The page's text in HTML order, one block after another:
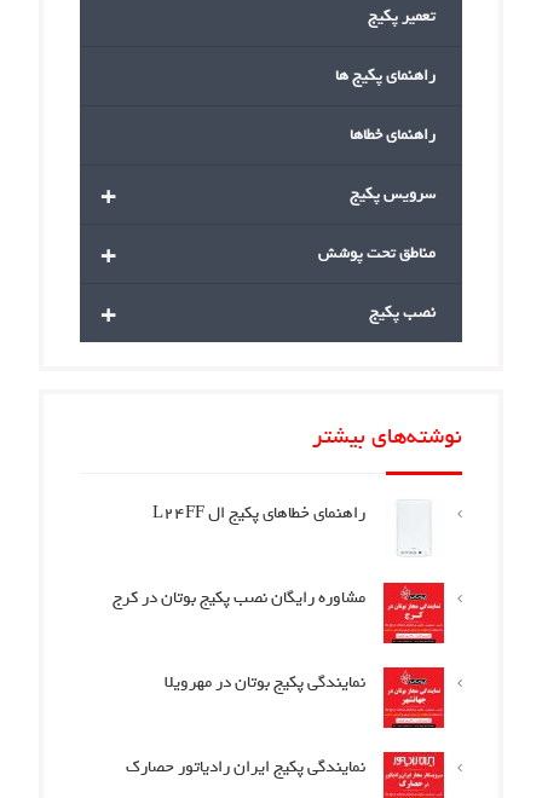
تعمیر پکیج
راهنمای پکیج ها
راهنمای خطاها
+ سرویس پکیج
+ مناطق تحت پوشش
+ نصب پکیج
نوشته‌های بیشتر
راهنمای خطاهای پکیج ال L24FF
مشاوره رایگان نصب پکیج بوتان در کرج
نمایندگی پکیج بوتان در مهرویلا
نمایندگی پکیج ایران رادیاتور حصارک